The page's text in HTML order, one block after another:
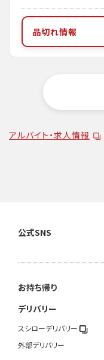
品切れ情報
アルバイト・求人情報
公式SNS
お持ち帰り
デリバリー
スシローデリバリー
外部デリバリー